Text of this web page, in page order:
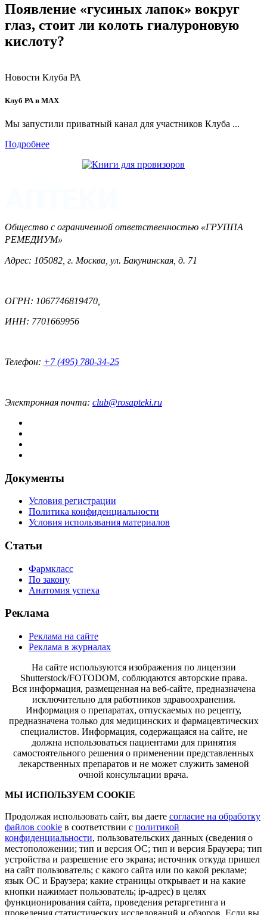
Появление «гусиных лапок» вокруг
глаз, стоит ли колоть гиалуроновую
кислоту?
Новости Клуба РА
Клуб РА в MAX
Мы запустили приватный канал для участников Клуба ...
Подробнее
Общество с ограниченной ответственностью «ГРУППА
РЕМЕДИУМ»
Адрес: 105082, г. Москва, ул. Бакунинская, д. 71
ОГРН: 1067746819470,
ИНН: 7701669956
Телефон: +7 (495) 780-34-25
Электронная почта: club@rosapteki.ru
Документы
Условия регистрации
Политика конфиденциальности
Условия использвания материалов
Статьи
Фармкласс
По закону
Анатомия успеха
Реклама
Реклама на сайте
Реклама в журналах
На сайте используются изображения по лицензии
Shutterstock/FOTODOM, соблюдаются авторские права.
Вся информация, размещенная на веб-сайте, предназначена
исключительно для работников здравоохранения.
Информация о препаратах, отпускаемых по рецепту,
предназначена только для медицинских и фармацевтических
специалистов. Информация, содержащаяся на сайте, не
должна использоваться пациентами для принятия
самостоятельного решения о применении представленных
лекарственных препаратов и не может служить заменой
очной консультации врача.
МЫ ИСПОЛЬЗУЕМ COOKIE
Продолжая использовать сайт, вы даете согласие на обработку
файлов cookie в соответствии с политикой
конфиденциальности, пользовательских данных (сведения о
местоположении; тип и версия ОС; тип и версия Браузера; тип
устройства и разрешение его экрана; источник откуда пришел
на сайт пользователь; с какого сайта или по какой рекламе;
язык ОС и Браузера; какие страницы открывает и на какие
кнопки нажимает пользователь; ip-адрес) в целях
функционирования сайта, проведения ретаргетинга и